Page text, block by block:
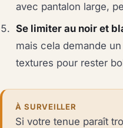
avec pantalon large,
Se limiter au noir et
mais cela demande
textures pour rester
À SURVEILLER
Si votre tenue paraît